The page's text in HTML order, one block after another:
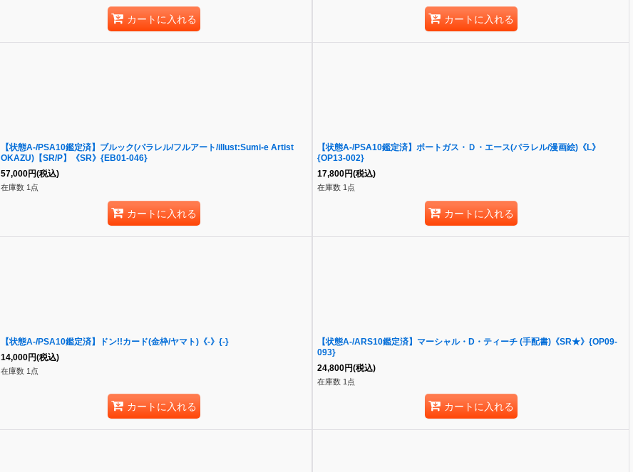
カートに入れる カートに入れる
【状態A-/PSA10鑑定済】ブルック(パラレル/フルアート/illust:Sumi-e Artist
OKAZU)【SR/P】《SR》{EB01-046}
57,000円(税込)
在庫数 1点
カートに入れる
【状態A-/PSA10鑑定済】ポートガス・Ｄ・エース(パラレル/漫画絵)《L》
{OP13-002}
17,800円(税込)
在庫数 1点
カートに入れる
【状態A-/PSA10鑑定済】ドン!!カード(金枠/ヤマト)《-》{-}
14,000円(税込)
在庫数 1点
カートに入れる
【状態A-/ARS10鑑定済】マーシャル・D・ティーチ (手配書)《SR★》{OP09-
093}
24,800円(税込)
在庫数 1点
カートに入れる